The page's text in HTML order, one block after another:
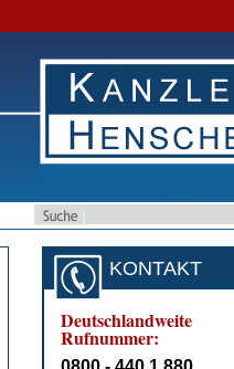
KONTAKT
Deutschlandweite
Rufnummer: